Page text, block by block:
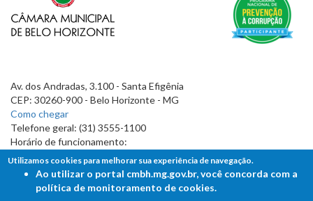
Av. dos Andradas, 3.100 - Santa Efigênia
CEP: 30260-900 - Belo Horizonte - MG
Como chegar
Telefone geral: (31) 3555-1100
Horário de funcionamento:
7h às 19h
Utilizamos cookies para melhorar sua experiência de navegação.
Ao utilizar o portal cmbh.mg.gov.br, você concorda com a
política de monitoramento de cookies.